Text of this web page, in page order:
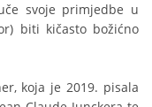
svoje primjedbe u
biti kičasto božićno
koja je 2019. pisala